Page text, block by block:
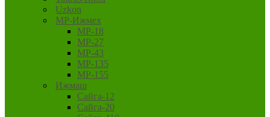
Uzkon
MP-Ижмех
MP-18
MP-27
MP-43
MP-135
MP-155
Ижмаш
Сайга-12
Сайга-20